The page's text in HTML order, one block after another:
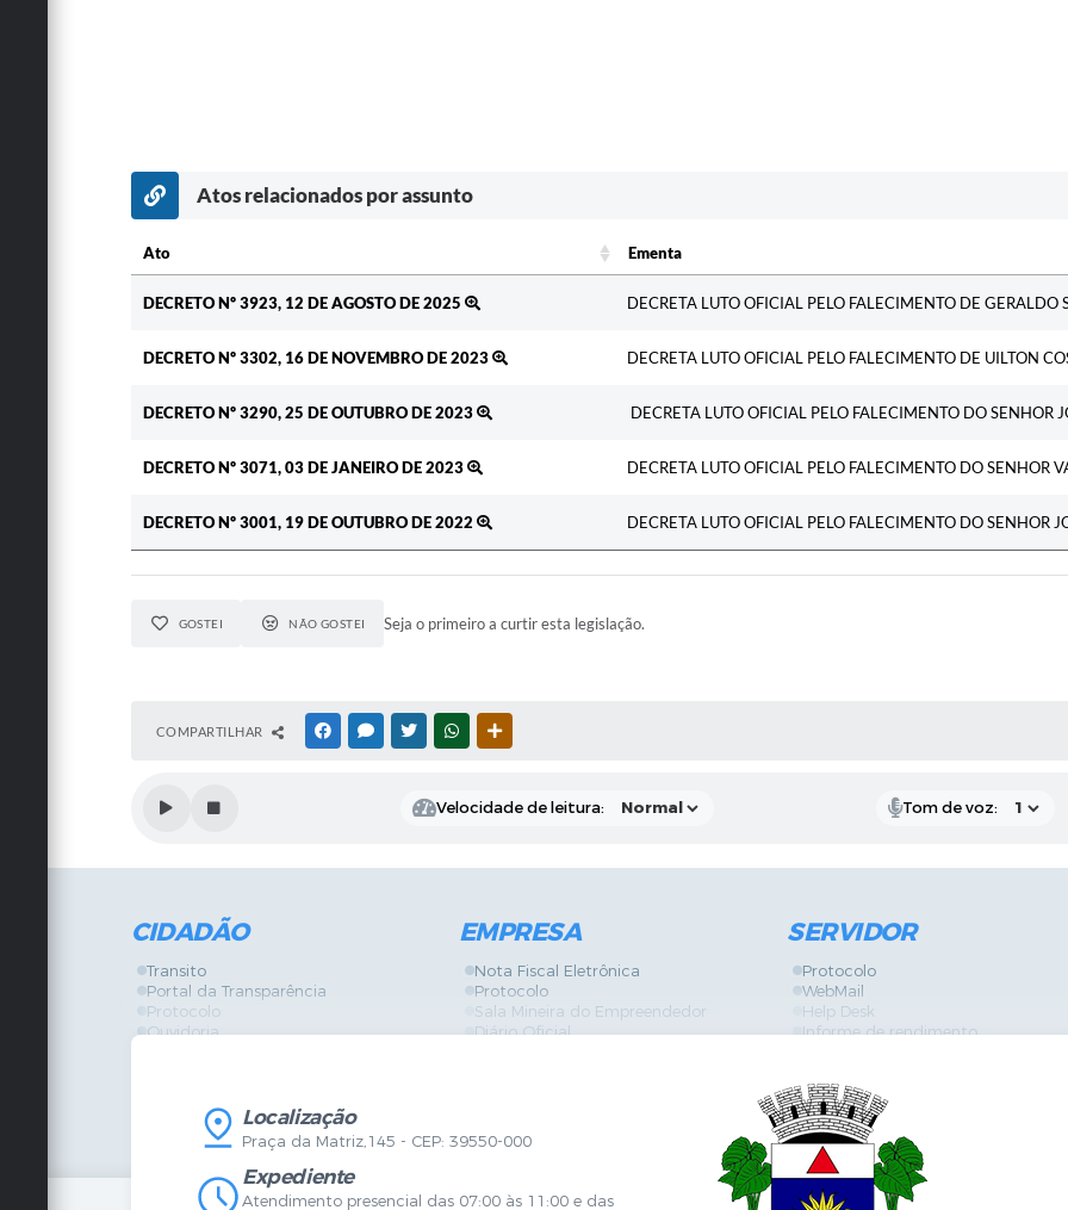
Atos relacionados por assunto
Ato
Ementa
DECRETO Nº 3923, 12 DE AGOSTO DE 2025
DECRETA LUTO OFICIAL PELO FALECIMENTO DE GERALDO
DECRETO Nº 3302, 16 DE NOVEMBRO DE 2023 DECRETA LUTO OFICIAL PELO FALECIMENTO DE UILTON
DECRETO Nº 3290, 25 DE OUTUBRO DE 2023 DECRETA LUTO OFICIAL PELO FALECIMENTO DO SENHOR
DECRETO Nº 3071, 03 DE JANEIRO DE 2023 DECRETA LUTO OFICIAL PELO FALECIMENTO DO SENHOR
DECRETO Nº 3001, 19 DE OUTUBRO DE 2022 DECRETA LUTO OFICIAL PELO FALECIMENTO DO SENHOR
GOSTEI NÃO GOSTEI Seja o primeiro a curtir esta legislação.
COMPARTILHAR FACEBOOKMESSENGER
TWITTERWHATSAPP
Velocidade de leitura: Tom de voz:
CIDADÃO
Transito
Portal da Transparência
Protocolo
Ouvidoria
Legislação
Diário Oficial
Mapa do Site
Certidões
Agenda de Eventos
EMPRESA
Nota Fiscal Eletrônica
Protocolo
Sala Mineira do Empreendedor
Diário Oficial
Serviços Online
Vigilância Sanitária
SERVIDOR
Protocolo
WebMail
Help Desk
Informe de rendimento
GPI
Diário Oficial
Fale com RH
SGDI - Sistema de Gerência de
Concurso Público e Processo
Portal da Atenção Primaria
Localização
Praça da Matriz,145 - CEP: 39550-000
Expediente
Atendimento presencial das 07:00 às 11:00 e das